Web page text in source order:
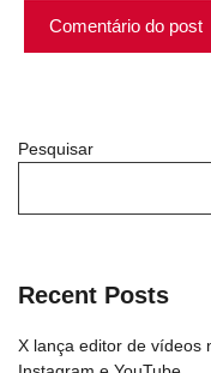
Pesquisar
Recent Posts
X lança editor de vídeos